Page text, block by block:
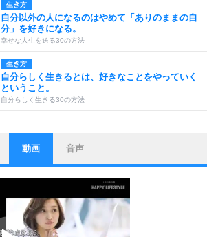
生き方
自分以外の人になるのはやめて「ありのままの自
分」を好きになる。
幸せな人生を送る30の方法
生き方
自分らしく生きるとは、好きなことをやっていく
ということ。
自分らしく生きる30の方法
ストレス対策
他人と比べない。
いっそのこと、他人を見ない。
いらいらしない人になる30の方法
プラス思考
ポジティブになれない原因は、行動しないから。
動画 音声